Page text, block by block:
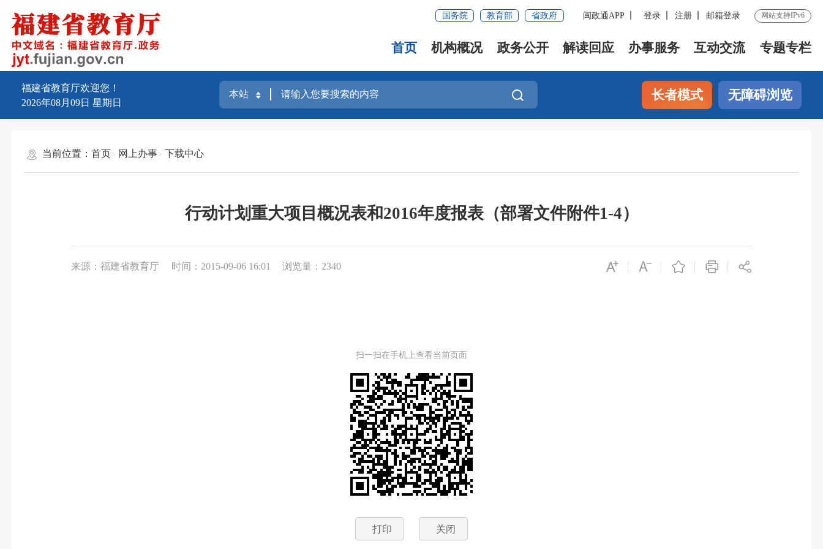
国务院 教育部 省政府 闽政通APP 登录 注册 邮箱登录 网站支持IPv6
首页 机构概况 政务公开 解读回应 办事服务 互动交流 专题专栏
福建省教育厅欢迎您！
2026年08月09日 星期日
长者模式 无障碍浏览
当前位置：首页 网上办事 下载中心
行动计划重大项目概况表和2016年度报表（部署文件附件1-4）
来源：福建省教育厅 时间：2015-09-06 16:01 浏览量：2340
扫一扫在手机上查看当前页面
打印 关闭